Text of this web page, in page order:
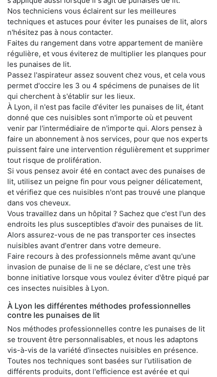
Nos techniciens vous éclairent sur les meilleures
techniques et astuces pour éviter les punaises de lit, alors
n'hésitez pas à nous contacter.
Faites du rangement dans votre appartement de manière
régulière, et vous éviterez de multiplier les planques pour
les punaises de lit.
Passez l'aspirateur assez souvent chez vous, et cela vous
permet d'occire les 3 ou 4 spécimens de punaises de lit
qui cherchent à s'établir sur les lieux.
À Lyon, il n'est pas facile d'éviter les punaises de lit, étant
donné que ces nuisibles sont n'importe où et peuvent
venir par l'intermédiaire de n'importe qui. Alors pensez à
faire un abonnement à nos services, pour que nos experts
puissent faire une intervention régulièrement et supprimer
tout risque de prolifération.
Si vous pensez avoir été en contact avec des punaises de
lit, utilisez un peigne fin pour vous peigner délicatement,
et vérifiez que ces nuisibles n'ont pas trouvé une planque
dans vos cheveux.
Vous travaillez dans un hôpital ? Sachez que c'est l'un des
endroits les plus susceptibles d'avoir des punaises de lit.
Alors assurez-vous de ne pas transporter ces insectes
nuisibles avant d'entrer dans votre demeure.
Faire recours à des professionnels même avant qu'une
invasion de punaise de li ne se déclare, c'est une très
bonne initiative lorsque vous voulez éviter d'être piqué par
ces insectes nuisibles à Lyon.
À Lyon les différentes méthodes professionnelles
contre les punaises de lit
Nos méthodes professionnelles contre les punaises de lit
se trouvent être personnalisables, et nous les adaptons
vis-à-vis de la variété d'insectes nuisibles en présence.
Toutes nos techniques sont basées sur l'utilisation de
différents produits, dont l'efficience est avérée et qui